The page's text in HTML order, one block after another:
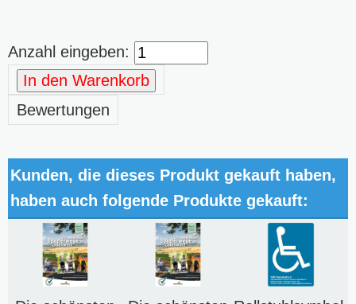
Anzahl eingeben:
In den Warenkorb
Bewertungen
Kunden, die dieses Produkt gekauft haben,
haben auch folgende Produkte gekauft: